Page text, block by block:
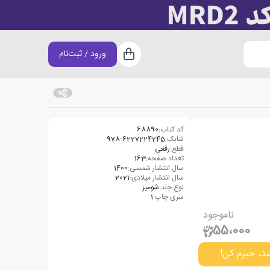
سبد خرید
ورود / ثبت‌نام
ناموجود
55،000
خبرم کن!
کد کتاب:68890
شابک:978-6227224245
قطع:رقعی
تعداد صفحه:163
سال انتشار شمسی:1400
سال انتشار میلادی:2021
نوع جلد:شومیز
سری چاپ:1